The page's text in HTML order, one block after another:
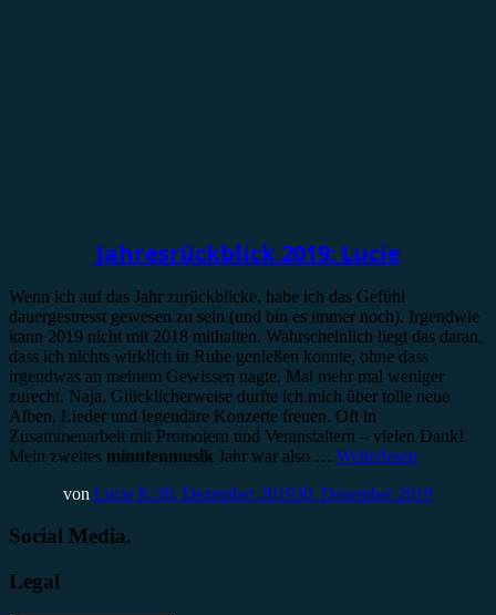
Jahresrückblick 2019: Lucie
Wenn ich auf das Jahr zurückblicke, habe ich das Gefühl
dauergestresst gewesen zu sein (und bin es immer noch). Irgendwie
kann 2019 nicht mit 2018 mithalten. Wahrscheinlich liegt das daran,
dass ich nichts wirklich in Ruhe genießen konnte, ohne dass
irgendwas an meinem Gewissen nagte. Mal mehr mal weniger
zurecht. Naja. Glücklicherweise durfte ich mich über tolle neue
Alben, Lieder und legendäre Konzerte freuen. Oft in
Zusammenarbeit mit Promotern und Veranstaltern – vielen Dank!
Mein zweites minutenmusik Jahr war also … Weiterlesen
von Lucie K.30. Dezember 201930. Dezember 2019
Social Media.
Legal